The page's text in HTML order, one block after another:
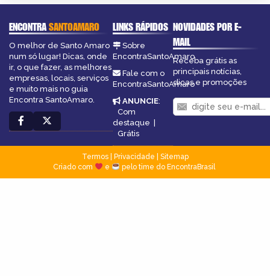
ENCONTRASANTOAMARO
O melhor de Santo Amaro
num só lugar! Dicas, onde
ir, o que fazer, as melhores
empresas, locais, serviços
e muito mais no guia
Encontra SantoAmaro.
LINKS RÁPIDOS
Sobre
EncontraSantoAmaro
Fale com o
EncontraSantoAmaro
ANUNCIE:
Com
destaque |
Grátis
NOVIDADES POR E-
MAIL
Receba grátis as
principais notícias,
dicas e promoções
Termos| Privacidade
Sitemap
Criado com
e pelo time do EncontraBrasil